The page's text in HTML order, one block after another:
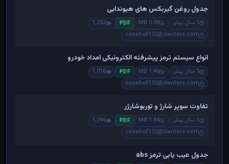
جدول روغن گیربکس های هیوندایی
1 سال پیش 0.08 MB
PDF
1,252
cosehof132@dwriters.com
انواع سیستم ترمز پیشرفته الکترونیکی امداد خودرو
1 سال پیش 1.46 MB
PDF
1,016
cosehof132@dwriters.com
تفاوت سوپر شارژ و توربوشارژر
1 سال پیش 1.84 MB
PDF
1,246
cosehof132@dwriters.com
جدول عیب یابی ترمز abs